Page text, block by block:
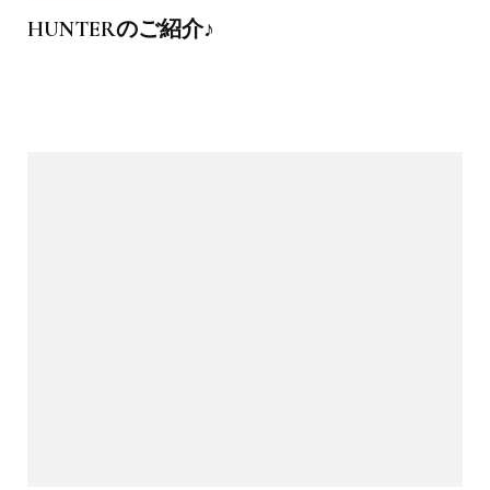
HUNTERのご紹介♪